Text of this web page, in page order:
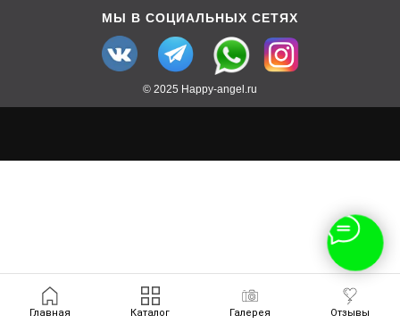
© 2025 Happy-angel.ru
МЫ В СОЦИАЛЬНЫХ СЕТЯХ
Главная Каталог Галерея Отзывы